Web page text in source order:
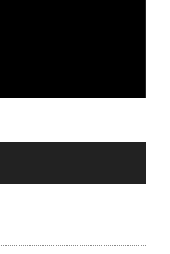
01:04